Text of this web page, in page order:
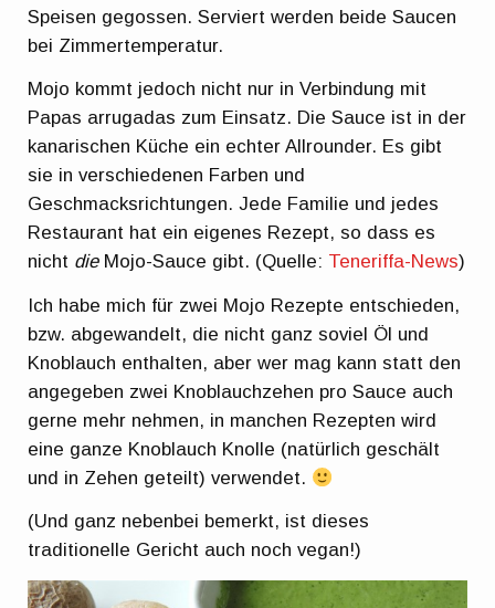
Speisen gegossen. Serviert werden beide Saucen
bei Zimmertemperatur.
Mojo kommt jedoch nicht nur in Verbindung mit
Papas arrugadas zum Einsatz. Die Sauce ist in der
kanarischen Küche ein echter Allrounder. Es gibt
sie in verschiedenen Farben und
Geschmacksrichtungen. Jede Familie und jedes
Restaurant hat ein eigenes Rezept, so dass es
nicht dieMojo-Sauce gibt. (Quelle: Teneriffa-News)
Ich habe mich für zwei Mojo Rezepte entschieden,
bzw. abgewandelt, die nicht ganz soviel Öl und
Knoblauch enthalten, aber wer mag kann statt den
angegeben zwei Knoblauchzehen pro Sauce auch
gerne mehr nehmen, in manchen Rezepten wird
eine ganze Knoblauch Knolle (natürlich geschält
und in Zehen geteilt) verwendet.
(Und ganz nebenbei bemerkt, ist dieses
traditionelle Gericht auch noch vegan!)